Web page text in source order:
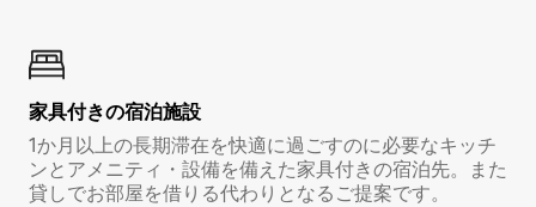
家具付き⁠の宿⁠泊⁠施⁠設
1か月以上の長期滞在を快適に過ごすのに必要なキッチ
ンとアメニティ・設備を備えた家具付きの宿泊先。また
貸しでお部屋を借りる代わりとなるご提案です。